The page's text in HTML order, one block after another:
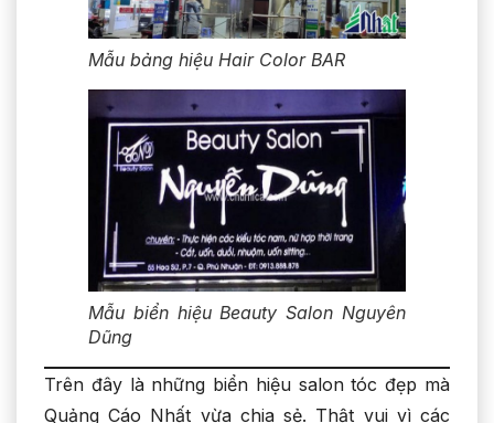
Mẫu bảng hiệu Hair Color BAR
Mẫu biển hiệu Beauty Salon Nguyên
Dũng
Trên đây là những biển hiệu salon tóc đẹp mà
Quảng Cáo Nhất vừa chia sẻ. Thật vui vì các